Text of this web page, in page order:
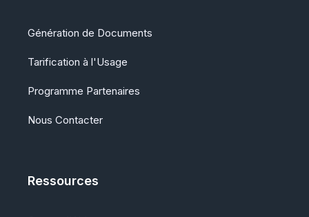
Génération de Documents
Tarification à l'Usage
Programme Partenaires
Nous Contacter
Ressources